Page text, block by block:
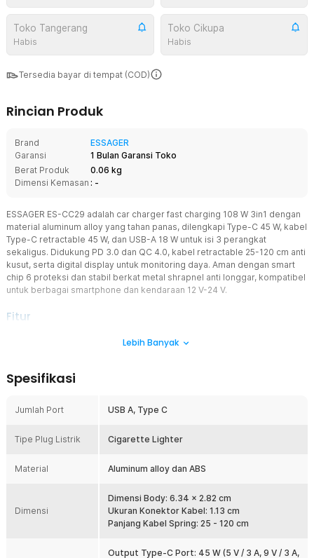
Toko Tangerang
Habis
Toko Cikupa
Habis
Tersedia bayar di tempat (COD)
Rincian Produk
Brand
ESSAGER
Garansi
1 Bulan Garansi Toko
Berat Produk
0.06 kg
Dimensi Kemasan : -
ESSAGER ES-CC29 adalah car charger fast charging 108 W 3in1 dengan
material aluminum alloy yang tahan panas, dilengkapi Type-C 45 W, kabel
Type-C retractable 45 W, dan USB-A 18 W untuk isi 3 perangkat
sekaligus. Didukung PD 3.0 dan QC 4.0, kabel retractable 25-120 cm anti
kusut, serta digital display untuk monitoring daya. Aman dengan smart
chip 6 proteksi dan stabil berkat metal shrapnel anti longgar, kompatibel
untuk berbagai smartphone dan kendaraan 12 V-24 V.
Fitur
Fast Charging 108 W 3 in 1
performa signifikan. Port Type-C, kabel retractable, dan USB-A
penting untuk Anda yang sering berkendara atau traveler yang
membutuhkan efisiensi waktu saat charging. Dengan teknologi car
saat perjalanan singkat.
Kabel yang menggantung berantakan di dasbor bukan hanya tidak
retractable bawaan ES-CC29 fleksibel dari 25 cm hingga 120 cm
dan kembali rapi otomatis setelah dilepas tidak perlu digulung
manual. Cocok untuk posisi penumpang depan maupun belakang
Lebih Banyak
Spesifikasi
Jumlah Port USB A, Type C
Tipe Plug Listrik Cigarette Lighter
Material Aluminum alloy dan ABS
Dimensi
Dimensi Body: 6.34 x 2.82 cm
Ukuran Konektor Kabel: 1.13 cm
Panjang Kabel Spring: 25 - 120 cm
Output Type-C Port: 45 W (5 V / 3 A, 9 V / 3 A,